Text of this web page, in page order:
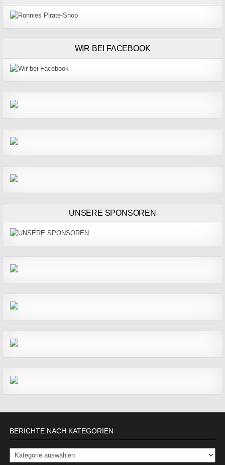
WIR BEI FACEBOOK
UNSERE SPONSOREN
BERICHTE NACH KATEGORIEN
Berichte nach Kategorien